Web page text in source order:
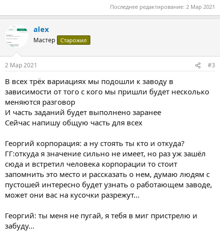
Последнее редактирование: 2 Мар 2021
alex
Мастер Старожил
2 Мар 2021 #3
В всех трёх вариациях мы подошли к заводу в
зависимости от того с кого мы пришли будет несколько
меняются разговор
И часть заданий будет выполнено заранее
Сейчас напишу общую часть для всех
Георгий корпорация: а ну стоять ты кто и откуда?
ГГ:откуда я значение сильно не имеет, но раз уж зашёл
сюда и встретил человека корпорации то стоит
запомнить это место и рассказать о нем, думаю людям с
пустошей интересно будет узнать о работающем заводе,
может они вас на кусочки разрежут...
Георгий: ты меня не пугай, я тебя в миг пристрелю и
забуду...